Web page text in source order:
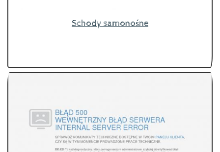
Schody samonośne